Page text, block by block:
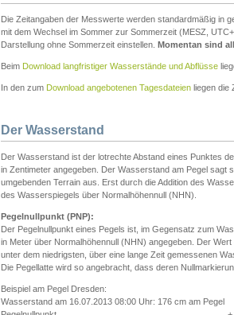
Die Zeitangaben der Messwerte werden standardmäßig in
mit dem Wechsel im Sommer zur Sommerzeit (MESZ,
Darstellung ohne Sommerzeit einstellen. Momentan sind
Beim Download langfristiger Wasserstände und Abflüsse
In den zum Download angebotenen Tagesdateien liegen die
Der Wasserstand
Der Wasserstand ist der lotrechte Abstand eines Punktes
in Zentimeter angegeben. Der Wasserstand am Pegel
umgebenden Terrain aus. Erst durch die Addition des
des Wasserspiegels über Normalhöhennull (NHN).
Pegelnullpunkt (PNP):
Der Pegelnullpunkt eines Pegels ist, im Gegensatz zum
in Meter über Normalhöhennull (NHN) angegeben. Der
unter dem niedrigsten, über eine lange Zeit gemessenen
Die Pegellatte wird so angebracht, dass deren
Beispiel am Pegel Dresden:
Wasserstand am 16.07.2013 08:00 Uhr: 176 cm am Pegel